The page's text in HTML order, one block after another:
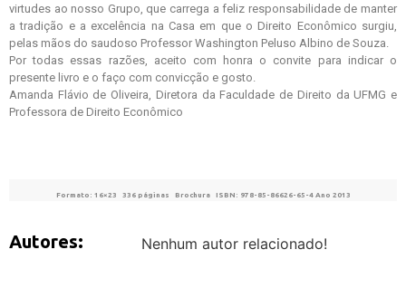
virtudes ao nosso Grupo, que carrega a feliz responsabilidade de manter
a tradição e a excelência na Casa em que o Direito Econômico surgiu,
pelas mãos do saudoso Professor Washington Peluso Albino de Souza.
Por todas essas razões, aceito com honra o convite para indicar o
presente livro e o faço com convicção e gosto.
Amanda Flávio de Oliveira, Diretora da Faculdade de Direito da UFMG e
Professora de Direito Econômico
Formato: 16×23 336 páginas Brochura ISBN: 978-85-86626-65-4 Ano 2013
Autores: Nenhum autor relacionado!